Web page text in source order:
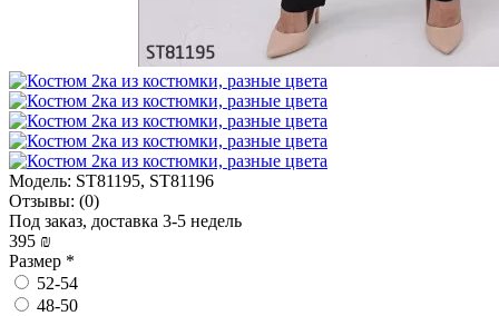
Модель: ST81195, ST81196
Отзывы: (0)
Под заказ, доставка 3-5 недель
395 ₪
Размер *
52-54
48-50